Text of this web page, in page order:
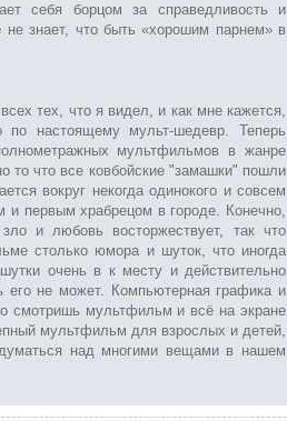
себя борцом за справедливость и
знает, что быть «хорошим парнем» в
тех, что я видел, и как мне кажется,
настоящему мульт-шедевр. Теперь
мультфильмов в жанре
то что все ковбойские "замашки" пошли
вокруг некогда одинокого и совсем
и первым храбрецом в городе. Конечно,
и любовь восторжествует, так что
столько юмора и шуток, что иногда
очень в к месту и действительно
не может. Компьютерная графика и
смотришь мультфильм и всё на экране
мультфильм для взрослых и детей,
над многими вещами в нашем